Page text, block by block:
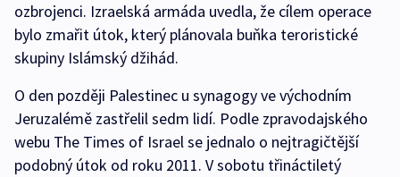
ozbrojenci. Izraelská armáda uvedla, že cílem operace
bylo zmařit útok, který plánovala buňka teroristické
skupiny Islámský džihád.
O den později Palestinec u synagogy ve východním
Jeruzalémě zastřelil sedm lidí. Podle zpravodajského
webu The Times of Israel se jednalo o nejtragičtější
podobný útok od roku 2011. V sobotu třináctiletý